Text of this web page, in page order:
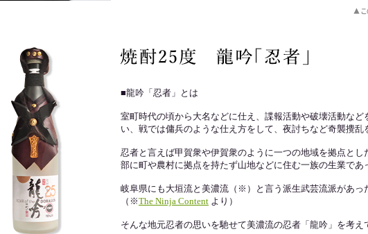
■龍吟「忍者」とは
室町時代の頃から大名などに仕え、諜報活動や破壊活動など
い、戦では傭兵のような仕え方をして、夜討ちなど奇襲攪乱
忍者と言えば甲賀衆や伊賀衆のように一つの地域を拠点とし
部に町や農村に拠点を持たず山地などに住む一族の生業であ
岐阜県にも大垣流と美濃流（※）と言う派生武芸流派があっ
（※The Ninja Content より）
そんな地元忍者の思いを馳せて美濃流の忍者「龍吟」を考え